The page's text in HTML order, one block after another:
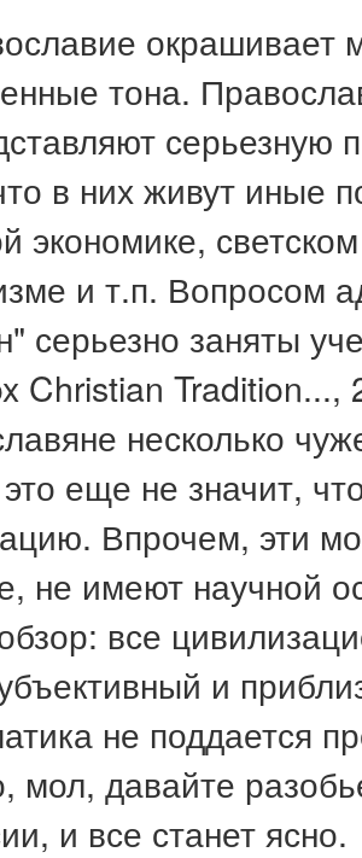
окрашивает
тона.
серьезную
в них живут иные
экономике,
и т.п. Вопросом
серьезно заняты
Christian
несколько
еще не значит,
Впрочем, эти
не имеют научной
все
и
не поддается
мол, давайте
и все станет ясно.